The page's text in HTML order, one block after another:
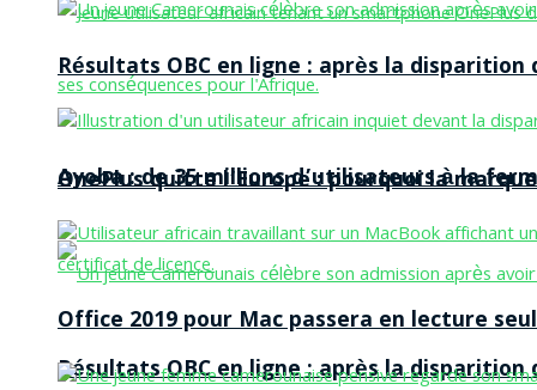
OnePlus quitte l’Europe : pourquoi la
Résultats OBC en ligne : après la disparition
Résultats OBC en ligne : après la disparition
Ayoba : de 35 millions d’utilisateurs à la
Office 2019 pour Mac passera en lecture